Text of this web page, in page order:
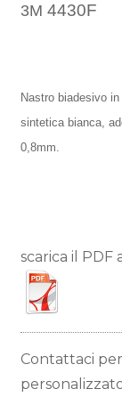
3M 4430F
Nastro biadesivo
sintetica bianca,
0,8mm.
scarica il PDF
Contattaci